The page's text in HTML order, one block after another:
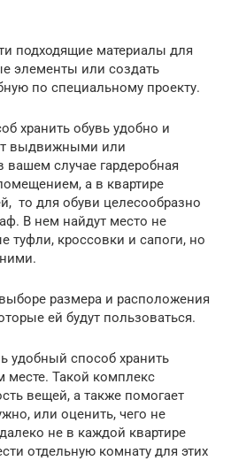
подходящие материалы для
элементы или создать
по специальному проекту.
хранить обувь удобно и
выдвижными или
случае гардеробная
а в квартире
то для обуви целесообразно
В нем найдут место не
туфли, кроссовки и сапоги, но
размера и расположения
ей будут пользоваться.
удобный способ хранить
месте. Такой комплекс
вещей, а также помогает
или оценить, чего не
не в каждой квартире
отдельную комнату для этих